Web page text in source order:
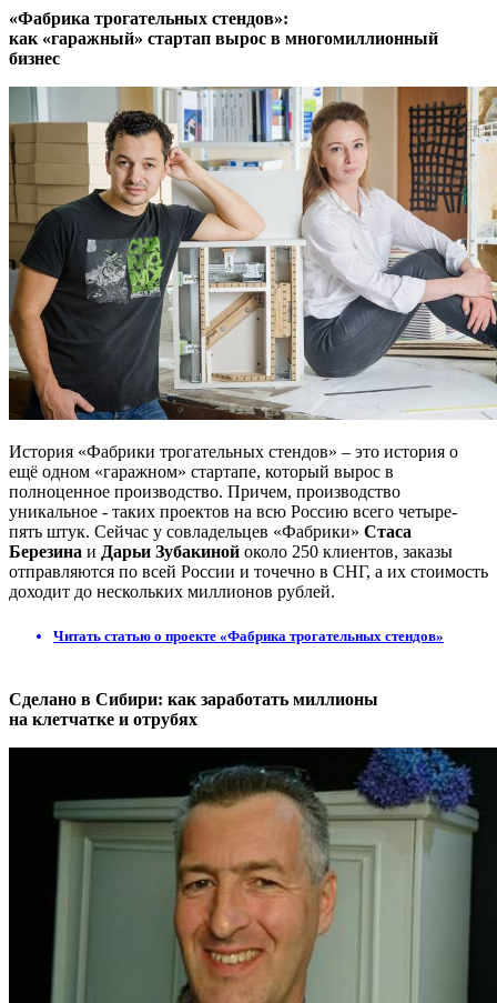
«Фабрика трогательных стендов»:
как «гаражный» стартап вырос в многомиллионный
бизнес
История «Фабрики трогательных стендов» – это история о
ещё одном «гаражном» стартапе, который вырос в
полноценное производство. Причем, производство
уникальное - таких проектов на всю Россию всего четыре-
пять штук. Сейчас у совладельцев «Фабрики» Стаса
Березина и Дарьи Зубакиной около 250 клиентов, заказы
отправляются по всей России и точечно в СНГ, а их стоимость
доходит до нескольких миллионов рублей.
Читать статью о проекте «Фабрика трогательных стендов»
Сделано в Сибири: как заработать миллионы
на клетчатке и отрубях